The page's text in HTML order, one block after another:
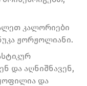
კალორიები
ჟორჟოლიანი.
და აღნიშნავენ,
და